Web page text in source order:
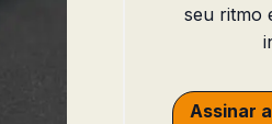
seu ritmo
Assinar